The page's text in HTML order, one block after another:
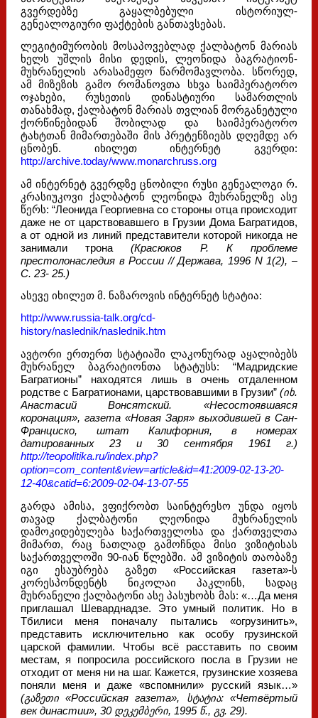
გვერდებზე გაყალბებული ისტორიულ-
გენეალოგიური ფაქტების განთავსებას.
ლეგიტიმურობის მოსაპოვებლად ქალბატონ მარიას
ხელს უშლის მისი დედის, ლეონიდა ბაგრატიონ-
მუხრანელის არასამეფო წარმომავლობა. სწორედ,
ამ მიზეზის გამო რომანოვთა სხვა საიმპერატორო
ოჯახები, რუსეთის დინასტიური სამართლის
თანახმად, ქალბატონ მარიას თვლიან მორგანეტული
ქორწინებიდან შობილად და საიმპერატორო
ტახტთან მიმართებაში მის პრეტენზიებს დღემდე არ
ცნობენ. იხილეთ ინტერნეტ გვერდი:
http://archive.today/www.monarchruss.org
ამ ინტერნეტ გვერდზე ცნობილი რუსი გენეალოგი რ.
კრასიუკოვი ქალბატონ ლეონიდა მუხრანელზე ასე
წერს: “Леонида Георгиевна со стороны отца происходит
даже не от царствовавшего в Грузии Дома Багратидов,
а от одной из линий представители которой никогда не
занимали трона(Красюков Р. К проблеме
престолонаследия в России // Держава, 1996 N 1(2), –
С. 23- 25.)
ასევე იხილეთ მ. ნაზაროვის ინტერნეტ სტატია:
http://www.russia-talk.org/cd-
history/naslednik/naslednik.htm
ავტორი ერთერთ სტატიაში ლაკონურად აყალიბებს
მუხრანელ ბაგრატიონთა სტატუსს: “Мадридские
Багратионы” находятся лишь в очень отдаленном
родстве с Багратионами, царствовавшими в Грузии”(იხ.
Анастасий Вонсятский. «Несостоявшаяся
коронация», газета «Новая Заря» выходившей в Сан-
Франциско, штат Калифорния, в номерах
датированных 23 и 30 сентября 1961 г.)
http://teopolitika.ru/index.php?
option=com_content&view=article&id=41:2009-02-13-20-
12-40&catid=6:2009-02-04-13-07-55
გარდა ამისა, ვფიქრობთ საინტერესო უნდა იყოს
თავად ქალბატონი ლეონიდა მუხრანელის
დამოკიდებულება საქართველოსა და ქართველთა
მიმართ, რაც ნათლად გამოჩნდა მისი ვიზიტისას
საქართველოში 90-იან წლებში. ამ ვიზიტის თაობაზე
იგი ესაუბრება გაზეთ «Российская газета»-ს
კორესპონდენტს ნიკოლაი პაკლინს, სადაც
მუხრანელი ქალბატონი ასე პასუხობს მას: «…Да меня
приглашал Шеварднадзе. Это умный политик. Но в
Тбилиси меня поначалу пытались «огрузинить»,
представить исключительно как особу грузинской
царской фамилии. Чтобы всё расставить по своим
местам, я попросила российского посла в Грузии не
отходит от меня ни на шаг. Кажется, грузинские хозяева
поняли меня и даже «вспомнили» русский язык…»
(გაზეთი «Российская газета», სტატია: «Четвёртый
век династии», 30 დეკემბერი, 1995 წ., გვ. 29).